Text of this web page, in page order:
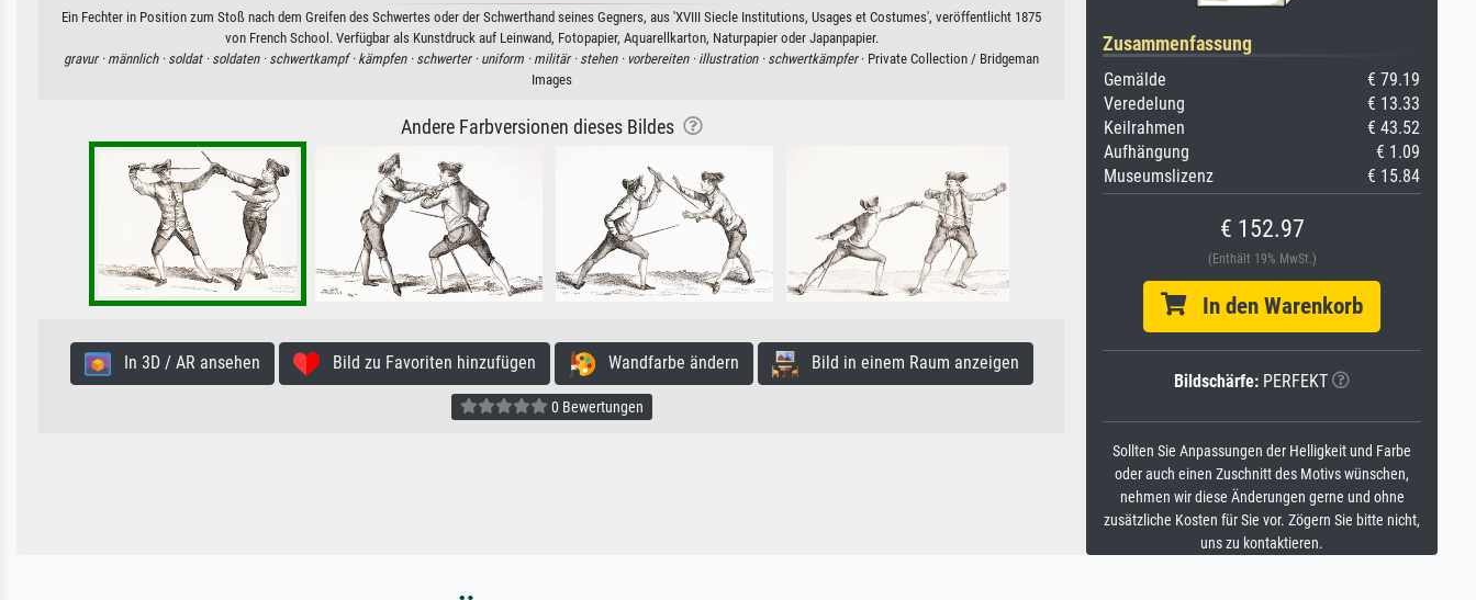
Ein Fechter in Position zum Stoß nach dem Greifen des Schwertes oder der Schwerthand seines Gegners, aus 'XVIII Siecle Institutions, Usages et Costumes', veröffentlicht 1875
von French School. Verfügbar als Kunstdruck auf Leinwand, Fotopapier, Aquarellkarton, Naturpapier oder Japanpapier.
gravur · männlich · soldat · soldaten · schwertkampf · kämpfen · schwerter · uniform · militär · stehen · vorbereiten · illustration · schwertkämpfer· Private Collection / Bridgeman
Images
Andere Farbversionen dieses Bildes
In 3D / AR ansehen Bild zu Favoriten hinzufügen Wandfarbe ändern Bild in einem Raum anzeigen
0 Bewertungen
Zusammenfassung
Gemälde
€ 79.19
Veredelung
€ 13.33
Keilrahmen
€ 43.52
Aufhängung
€ 1.09
Museumslizenz
€ 15.84
€ 152.97
(Enthält 19% MwSt.)
In den Warenkorb
Bildschärfe: PERFEKT
Sollten Sie Anpassungen der Helligkeit und Farbe
oder auch einen Zuschnitt des Motivs wünschen,
nehmen wir diese Änderungen gerne und ohne
zusätzliche Kosten für Sie vor. Zögern Sie bitte nicht,
uns zu kontaktieren.